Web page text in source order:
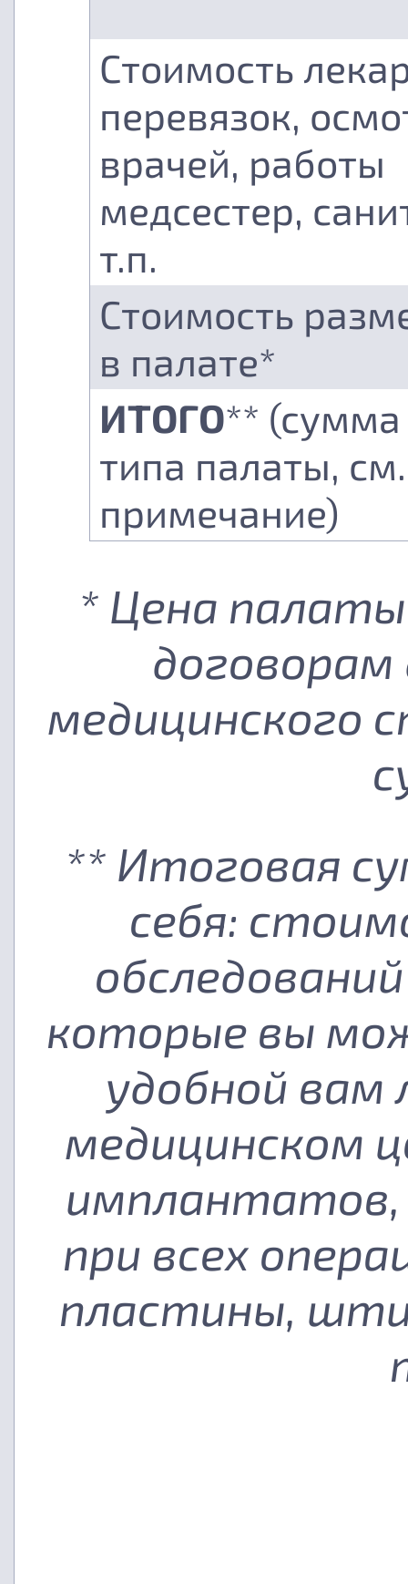
Стоимость
перевязок,
врачей, работы
медсестер,
т.п.
Стоимость
в палате*
ИТОГО** (сумма
типа палаты, см.
примечание)
* Цена
договорам
медицинского
** Итоговая
себя:
которые вы
удобной вам
медицинском
при всех
пластины,